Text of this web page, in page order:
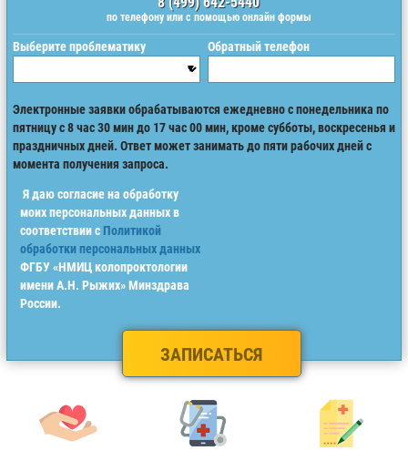
по телефонуили с помощью онлайн формы
Выберите проблематику Обратный телефон
Электронные заявки обрабатываются ежедневно с понедельника по
пятницу с 8 час 30 мин до 17 час 00 мин, кроме субботы, воскресенья и
праздничных дней. Ответ может занимать до пяти рабочих дней с
момента получения запроса.
Я даю согласие на обработку
моих персональных данных в
соответствии с Политикой
обработки персональных данных
ФГБУ «НМИЦ колопроктологии
имени А.Н. Рыжих» Минздрава
России.